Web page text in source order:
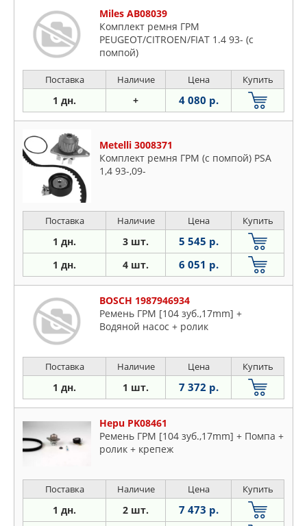
Miles AB08039
Комплект ремня ГРМ
PEUGEOT/CITROEN/FIAT 1.4 93- (с
помпой)
Поставка Наличие Цена Купить
1 дн. + 4 080 р.
Metelli 3008371
Комплект ремня ГРМ (с помпой) PSA
1,4 93-,09-
Поставка Наличие Цена Купить
1 дн. 3 шт. 5 545 р.
1 дн. 4 шт. 6 051 р.
BOSCH 1987946934
Ремень ГРМ [104 зуб.,17mm] +
Водяной насос + ролик
Поставка Наличие Цена Купить
1 дн. 1 шт. 7 372 р.
Hepu PK08461
Ремень ГРМ [104 зуб.,17mm] + Помпа +
ролик + крепеж
Поставка Наличие Цена Купить
1 дн. 2 шт. 7 473 р.